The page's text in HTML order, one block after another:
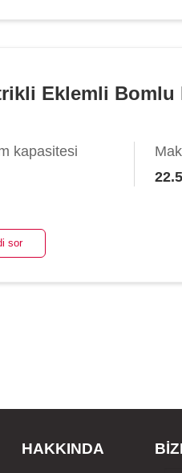
Eklemli Bomlu
kapasitesi
sor
HAKKINDA